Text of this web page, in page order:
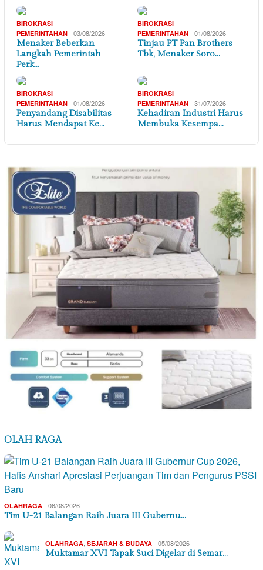
BIROKRASI
PEMERINTAHAN
03/08/2026
Menaker Beberkan
Langkah Pemerintah
Perk…
BIROKRASI
PEMERINTAHAN
01/08/2026
Tinjau PT Pan Brothers
Tbk, Menaker Soro…
BIROKRASI
PEMERINTAHAN
01/08/2026
Penyandang Disabilitas
Harus Mendapat Ke…
BIROKRASI
PEMERINTAHAN
31/07/2026
Kehadiran Industri Harus
Membuka Kesempa…
OLAH RAGA
OLAHRAGA 06/08/2026
Tim U-21 Balangan Raih Juara III Gubernu…
OLAHRAGA, SEJARAH & BUDAYA 05/08/2026
Muktamar XVI Tapak Suci Digelar di Semar…